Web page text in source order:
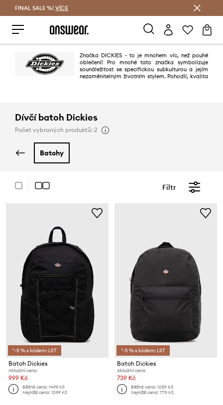
FINAL SALE %! VÍCE
Značka DICKIES - to je mnohem víc, než pouhé
oblečení! Pro mnohé tato značka symbolizuje
sounáležitost se specifickou subkulturou a jejím
nezaměnitelným životním stylem. Pohodlí, kvalita
Dívčí batoh Dickies
Počet vybraných produktů: 2
batohy
Filtr
*-5 % s kódem: LST
Batoh Dickies
Aktuální cena:
999 Kč
Běžná cena:1499 Kč
Nejnižší cena:1099 Kč
*-5 % s kódem: LST
Batoh Dickies
Aktuální cena:
739 Kč
Běžná cena:1059 Kč
Nejnižší cena:779 Kč